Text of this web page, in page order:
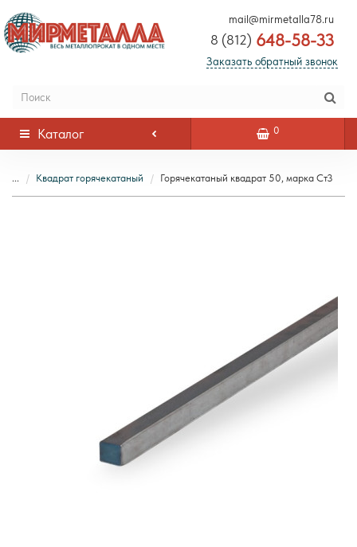
mail@mirmetalla78.ru
8 (812) 648-58-33
Заказать обратный звонок
Каталог 0
... Квадрат горячекатаный Горячекатаный квадрат 50, марка Ст3